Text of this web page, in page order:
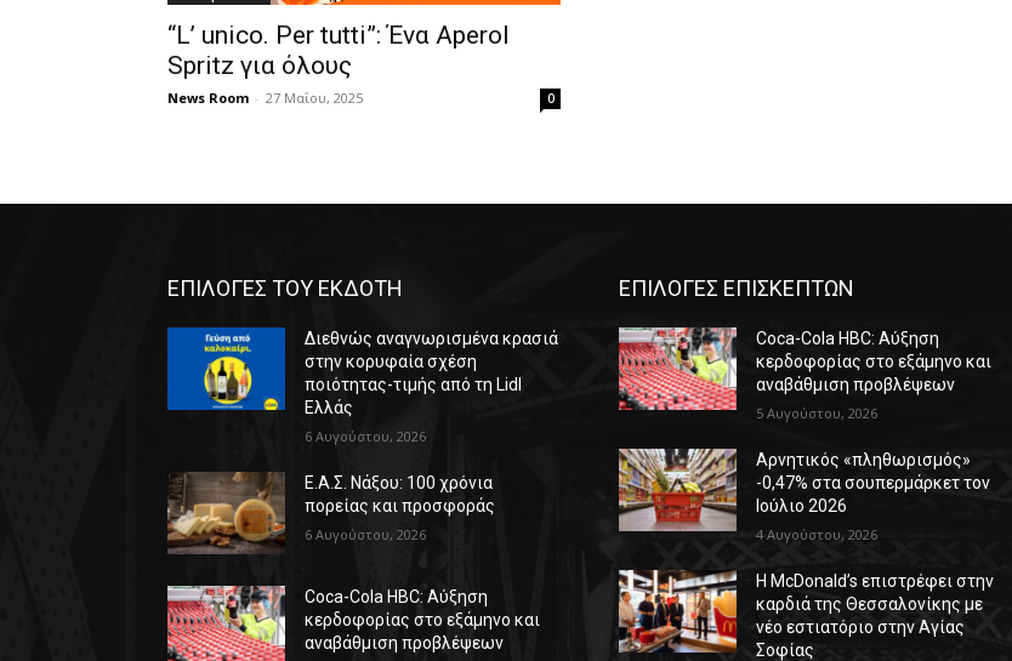
“L’ unico. Per tutti”: Ένα Aperol
Spritz για όλους
News Room - 27 Μαΐου, 2025 0
ΕΠΙΛΟΓΕΣ ΤΟΥ ΕΚΔΟΤΗ
Διεθνώς αναγνωρισμένα κρασιά
στην κορυφαία σχέση
ποιότητας-τιμής από τη Lidl
Ελλάς
6 Αυγούστου, 2026
Ε.Α.Σ. Νάξου: 100 χρόνια
πορείας και προσφοράς
6 Αυγούστου, 2026
Coca-Cola HBC: Αύξηση
κερδοφορίας στο εξάμηνο και
αναβάθμιση προβλέψεων
ΕΠΙΛΟΓΕΣ ΕΠΙΣΚΕΠΤΩΝ
Coca-Cola HBC: Αύξηση
κερδοφορίας στο εξάμηνο και
αναβάθμιση προβλέψεων
5 Αυγούστου, 2026
Αρνητικός «πληθωρισμός»
-0,47% στα σουπερμάρκετ τον
Ιούλιο 2026
4 Αυγούστου, 2026
Η McDonald’s επιστρέφει στην
καρδιά της Θεσσαλονίκης με
νέο εστιατόριο στην Αγίας
Σοφίας